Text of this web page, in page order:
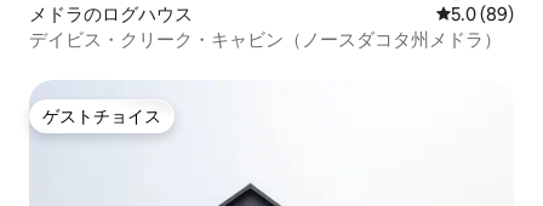
メドラのログハウス レビュー89
5.0 (89)
デイビス・クリーク・キャビン（ノースダコタ州メドラ）
ゲストチョイス
ゲストチョイス